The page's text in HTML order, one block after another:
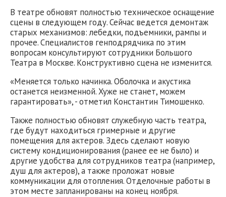
В театре обновят полностью техническое оснащение
сцены в следующем году. Сейчас ведется демонтаж
старых механизмов: лебедки, подъемники, рампы и
прочее. Специалистов генподрядчика по этим
вопросам консультируют сотрудники Большого
Театра в Москве. Конструктивно сцена не изменится.
«Меняется только начинка. Оболочка и акустика
останется неизменной. Хуже не станет, можем
гарантировать», - отметил Константин Тимошенко.
Также полностью обновят служебную часть театра,
где будут находиться гримерные и другие
помещения для актеров. Здесь сделают новую
систему кондиционирования (ранее ее не было) и
другие удобства для сотрудников театра (например,
душ для актеров), а также проложат новые
коммуникации для отопления. Отделочные работы в
этом месте запланированы на конец ноября.